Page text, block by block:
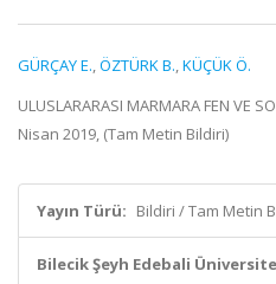
GÜRÇAY E.,ÖZTÜRK B.,KÜÇÜK Ö.
ULUSLARARASI MARMARA FEN VE
Nisan 2019, (Tam Metin Bildiri)
Yayın Türü: Bildiri / Tam Metin
Bilecik Şeyh Edebali